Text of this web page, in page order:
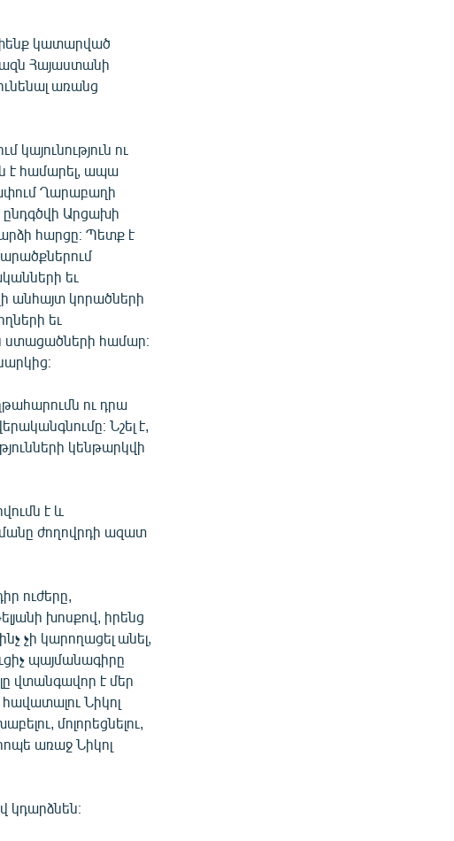
կատարված
Հայաստանի
առանց
ու
է համարել, ապա
Ղարաբաղի
ընդգծվի Արցախի
հարցը։ Պետք է
եւ
անհայտ կորածների
եւ
ստացածների համար։
ու դրա
Նշել է,
կենթարկվի
է և
ժողովրդի ազատ
ուժերը,
խոսքով, իրենց
չի կարողացել անել,
պայմանագիրը
վտանգավոր է մեր
Նիկոլ
մոլորեցնելու,
առաջ Նիկոլ
կդարձնեն։